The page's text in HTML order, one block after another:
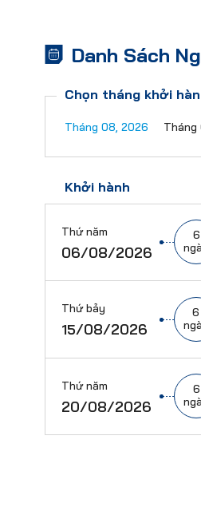
Danh Sách
Chọn tháng khởi
Tháng 08, 2026 Tháng
Khởi hành
Thứ năm
06/08/2026
6
Thứ bảy
15/08/2026
6
Thứ năm
20/08/2026
6